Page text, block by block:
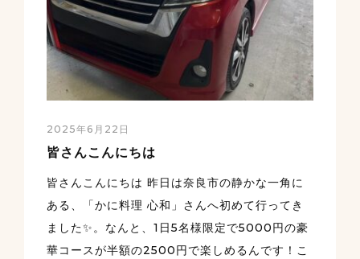
2025年6月22日
皆さんこんにちは
皆さんこんにちは 昨日は奈良市の静かな一角に
ある、「かに料理 心和」さんへ初めて行ってき
ました✨。なんと、1日5名様限定で5000円の豪
華コースが半額の2500円で楽しめるんです！こ